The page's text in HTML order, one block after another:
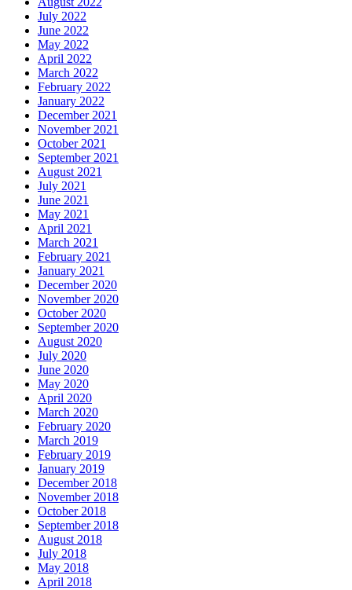
July 2022
June 2022
May 2022
April 2022
March 2022
February 2022
January 2022
December 2021
November 2021
October 2021
September 2021
August 2021
July 2021
June 2021
May 2021
April 2021
March 2021
February 2021
January 2021
December 2020
November 2020
October 2020
September 2020
August 2020
July 2020
June 2020
May 2020
April 2020
March 2020
February 2020
March 2019
February 2019
January 2019
December 2018
November 2018
October 2018
September 2018
August 2018
July 2018
May 2018
April 2018